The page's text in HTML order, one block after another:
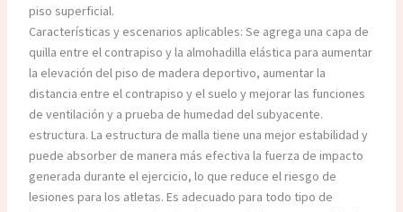
piso superficial.
Características y escenarios aplicables: Se agrega una capa de
quilla entre el contrapiso y la almohadilla elástica para aumentar
la elevación del piso de madera deportivo, aumentar la
distancia entre el contrapiso y el suelo y mejorar las funciones
de ventilación y a prueba de humedad del subyacente.
estructura. La estructura de malla tiene una mejor estabilidad y
puede absorber de manera más efectiva la fuerza de impacto
generada durante el ejercicio, lo que reduce el riesgo de
lesiones para los atletas. Es adecuado para todo tipo de